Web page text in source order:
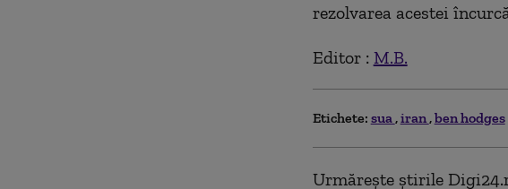
rezolvarea acestei
Editor : M.B.
Etichete: sua iran ben hodges
Urmărește știrile